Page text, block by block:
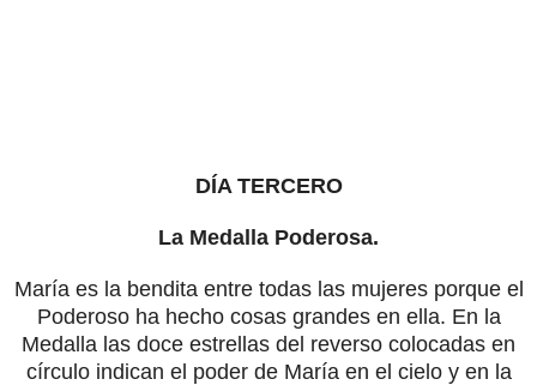
DÍA TERCERO
La Medalla Poderosa.
María es la bendita entre todas las mujeres porque el
Poderoso ha hecho cosas grandes en ella. En la
Medalla las doce estrellas del reverso colocadas en
círculo indican el poder de María en el cielo y en la